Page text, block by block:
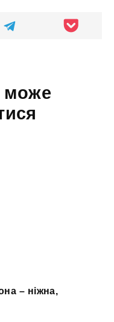
може
– ніжна,